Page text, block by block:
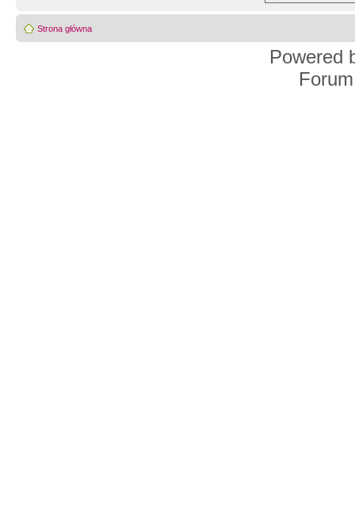
Strona główna
Powered